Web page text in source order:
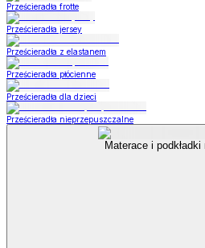
Prześcieradła frotte
Prześcieradła jersey
Prześcieradła z elastanem
Prześcieradła płócienne
Prześcieradła dla dzieci
Prześcieradła nieprzepuszczalne
Materace i